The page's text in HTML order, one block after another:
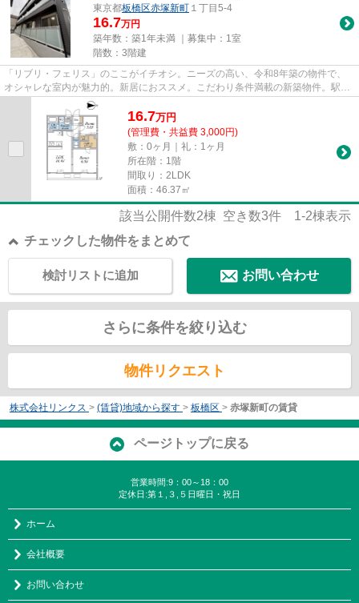
東京都板橋区赤塚新町 １丁目5-4
16.7万円
築年数：築1年未満 ｜募集中： 1室
階数：3階建
「リブリ・フェリス」のここがイチオシ。ニーズの高い、令和8年築の物件で、
オシャレな室内が魅力的。新居におススメ。こだわり条件満載の新築物件。駅か
ら徒歩6分の物件なら、駅前の...
16.7万円
(管理費・共益費 3,000円)
敷：0ヶ月｜礼：1ヶ月
所在階：1階
間取り：2LDK
面積：46.37㎡
該当公開件数2棟 空き数3件 1-2棟表示
チェックした物件をまとめて
お問い合わせ
検討リストに追加
さらに条件を絞り込む
物件リクエスト
株式会社リンクス > (賃貸)地域から探す > 板橋区 > 赤塚新町の賃貸
ページトップに戻る
営業時間:9：00～18：00
定休日:第１,３,５日曜日・祝日
ホーム
会社概要
お問い合わせ